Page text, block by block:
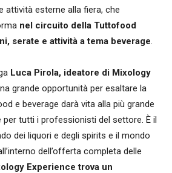
attività esterne alla fiera, che
nel circuito della Tuttofood
serate e attività a tema beverage.
Luca Pirola, ideatore di Mixology
grande opportunità per esaltare la
e beverage darà vita alla più grande
tutti i professionisti del settore. È il
dei liquori e degli spirits e il mondo
dell’offerta completa delle
Experience trova un